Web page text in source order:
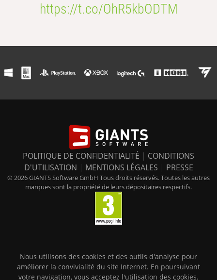
https://t.co/OhR5kbODTM
POLITIQUE DE CONFIDENTIALITÉ | CONDITIONS
D'UTILISATION | MENTIONS LÉGALES | PRESSE
© 2026 GIANTS Software GmbH Tous droits réservés. Toutes les autres
marques sont la propriété de leurs dépositaires respectifs.
Nous utilisons des cookies et des outils d'analyse pour
améliorer la convivialité du site Internet. En poursuivant
votre navigation, vous acceptez l'utilisation des cookies.